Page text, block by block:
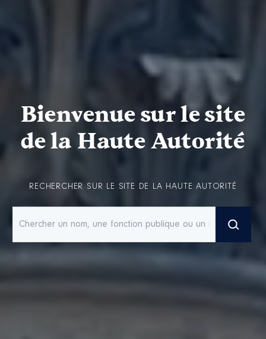
Bienvenue sur le site
de la Haute Autorité
RECHERCHER SUR LE SITE DE LA HAUTE AUTORITÉ